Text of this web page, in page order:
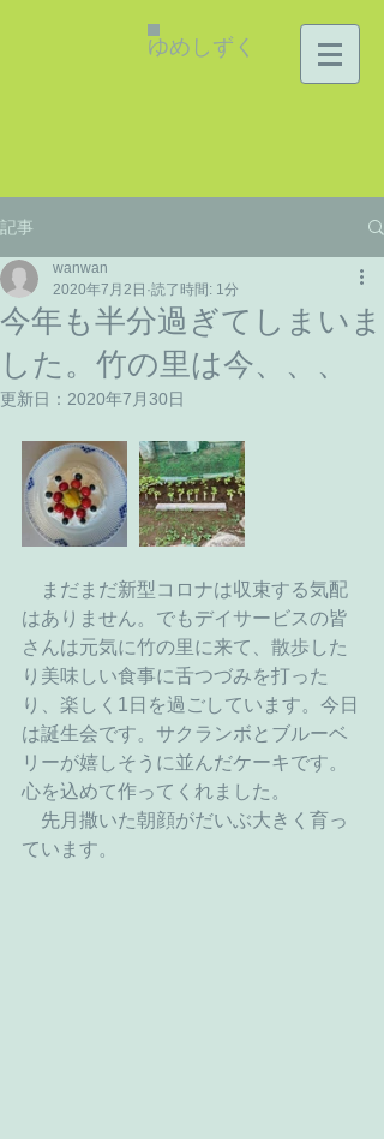
ゆめしずく
記事
今年も半分過ぎてしまいま
した。竹の里は今、、、
wanwan
2020年7月2日 読了時間: 1分
更新日： 2020年7月30日
まだまだ新型コロナは収束する気配
はありません。でもデイサービスの皆
さんは元気に竹の里に来て、散歩した
り美味しい食事に舌つづみを打った
り、楽しく1日を過ごしています。今日
は誕生会です。サクランボとブルーベ
リーが嬉しそうに並んだケーキです。
心を込めて作ってくれました。
先月撒いた朝顔がだいぶ大きく育っ
ています。